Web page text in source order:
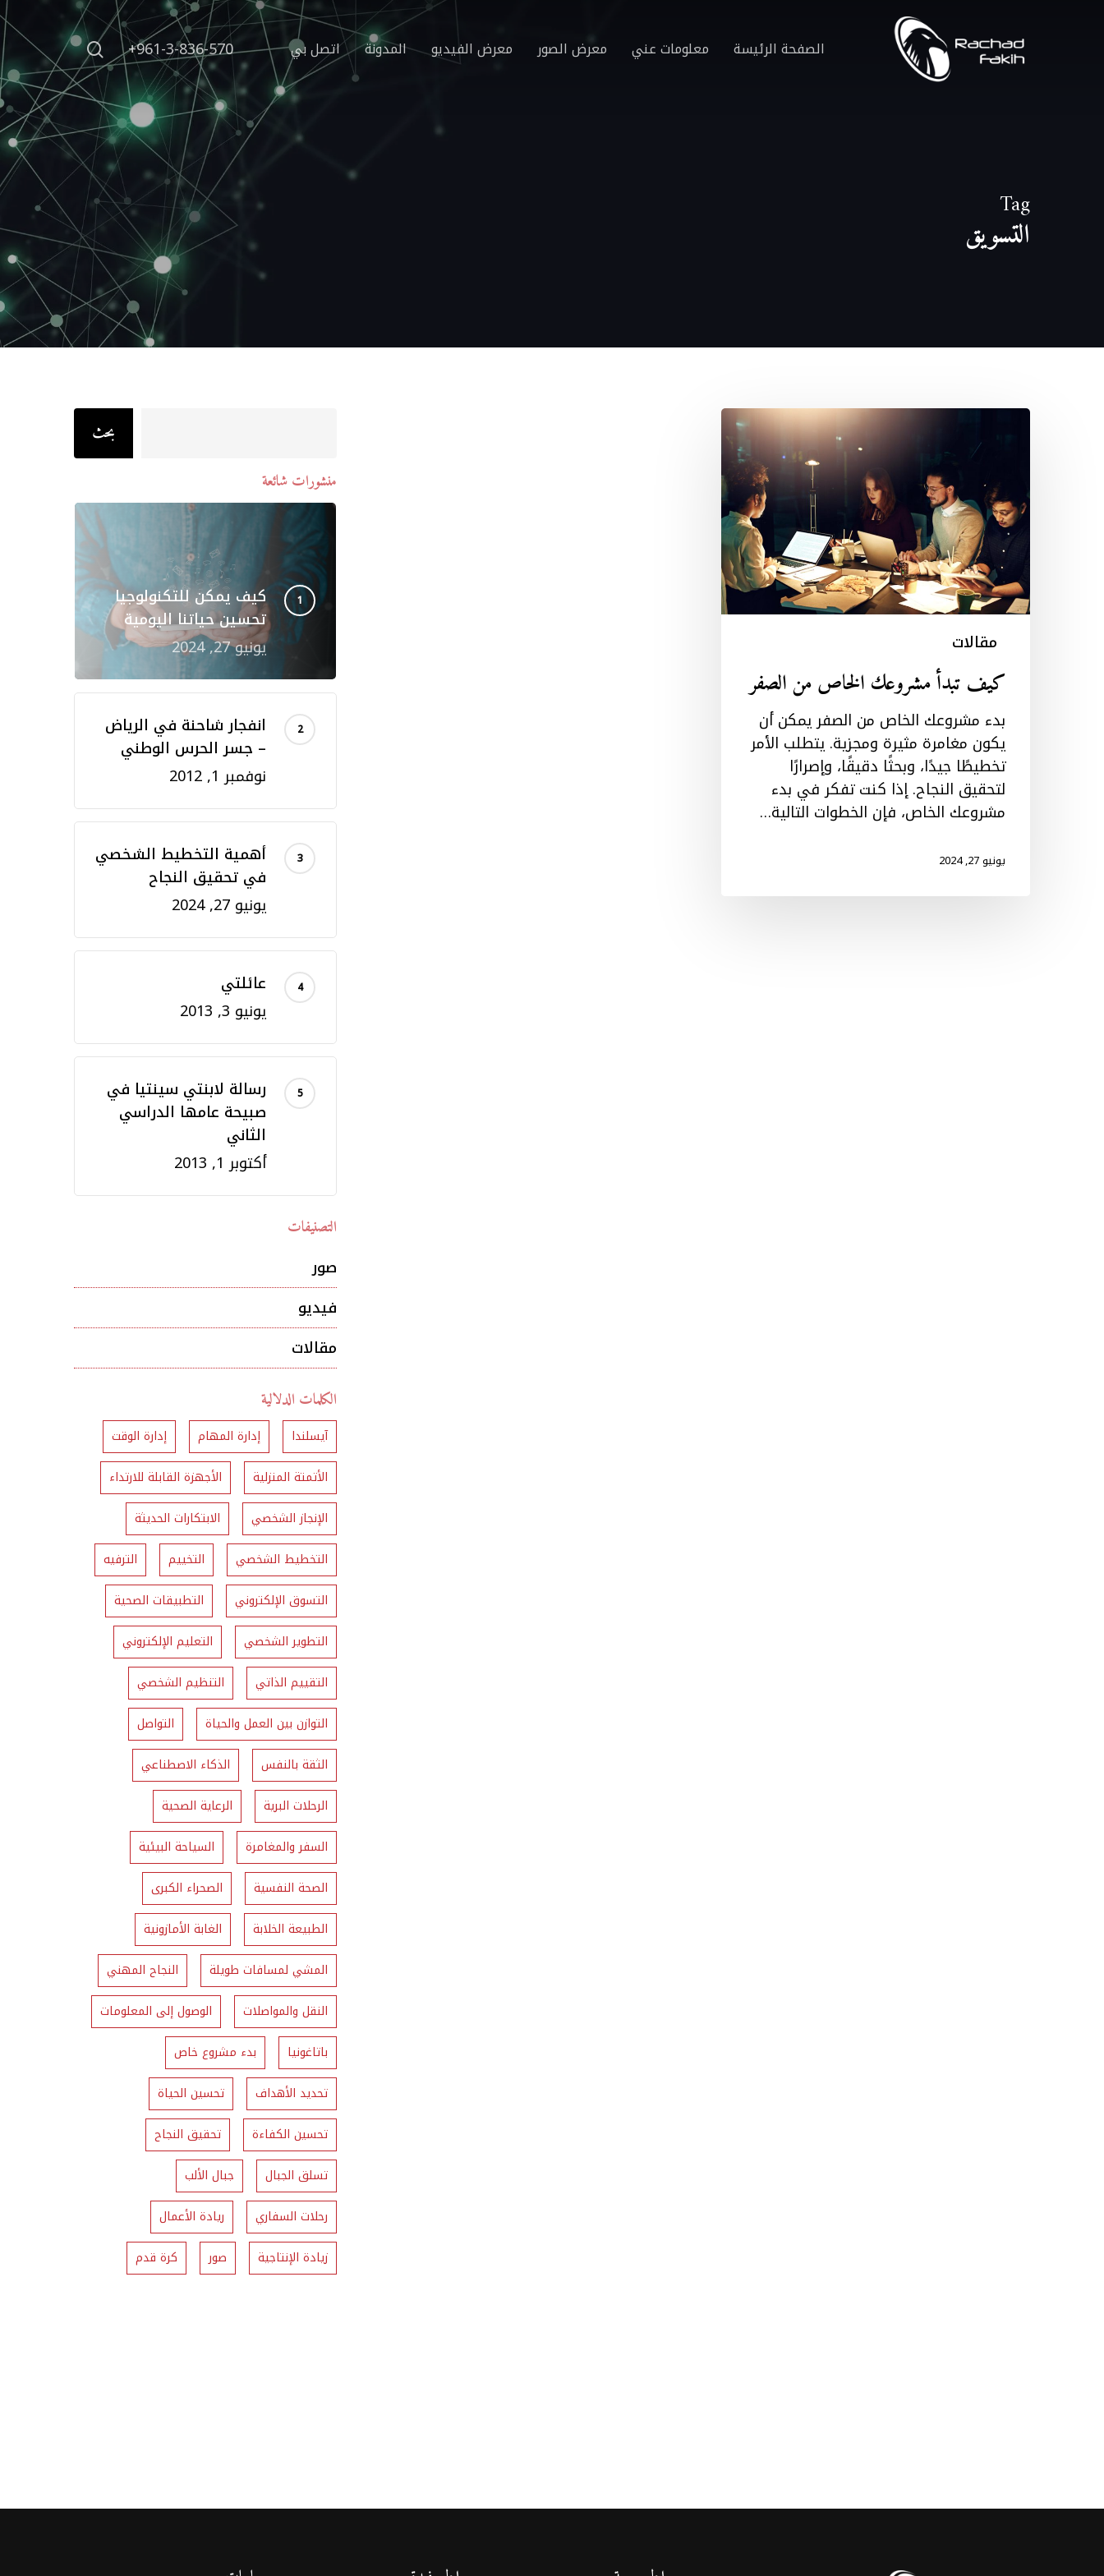
Hit enter to search or ESC to close
الصفحة الرئيسة معلومات عني معرض الصور معرض الفيديو المدونة اتصل بي +961-3-836-570
search
Tag
التسويق
كيف
الخاص
من
الصفر
مقالات
كيف تبدأ مشروعك الخاص من الصفر
بدء مشروعك الخاص من الصفر يمكن أن
يكون مغامرة مثيرة ومجزية. يتطلب الأمر
تخطيطًا جيدًا، وبحثًا دقيقًا، وإصرارًا
لتحقيق النجاح. إذا كنت تفكر في بدء
مشروعك الخاص، فإن الخطوات التالية…
يونيو 27, 2024
بحث
منشورات شائعة
كيف يمكن للتكنولوجيا
تحسين حياتنا اليومية
يونيو 27, 2024
انفجار شاحنة في الرياض
– جسر الحرس الوطني
نوفمبر 1, 2012
أهمية التخطيط الشخصي
في تحقيق النجاح
يونيو 27, 2024
عائلتي
يونيو 3, 2013
رسالة لابنتي سينتيا في
صبيحة عامها الدراسي
الثاني
أكتوبر 1, 2013
التصنيفات
صور
فيديو
مقالات
الكلمات الدلالية
آيسلندا إدارة المهام
إدارة الوقت
الأتمتة المنزلية
الأجهزة القابلة للارتداء
الإنجاز الشخصي
الابتكارات الحديثة
التخطيط الشخصي
التخييم
الترفيه
التسوق الإلكتروني
التطبيقات الصحية
التطوير الشخصي
التعليم الإلكتروني
التقييم الذاتي
التنظيم الشخصي
التوازن بين العمل والحياة
التواصل
الثقة بالنفس
الذكاء الاصطناعي
الرحلات البرية
الرعاية الصحية
السفر والمغامرة
السياحة البيئية
الصحة النفسية
الصحراء الكبرى
الطبيعة الخلابة
الغابة الأمازونية
المشي لمسافات طويلة
النجاح المهني
النقل والمواصلات
الوصول إلى المعلومات
باتاغونيا
بدء مشروع خاص
تحديد الأهداف
تحسين الحياة
تحسين الكفاءة
تحقيق النجاح
تسلق الجبال
جبال الألب
رحلات السفاري
ريادة الأعمال
زيادة الإنتاجية
صور كرة قدم